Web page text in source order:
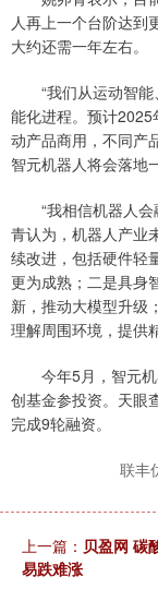
人再上一个台阶达到
大约还需一年左右。
“我们从运动智能
能化进程。预计
动产品商用，不同产
智元机器人将会落地
“我相信机器人会
青认为，机器人产业
续改进，包括硬件轻
更为成熟；二是具身
新，推动大模型升级
理解周围环境，提供
今年5月，智元机
创基金参投资。天眼
完成9轮融资。
联丰
上一篇： 贝盈网 碳
易跌难涨